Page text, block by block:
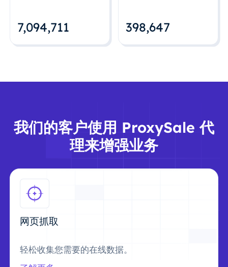
7,094,712 398,648
我们的客户使用 ProxySale 代
理来增强业务
网页抓取
轻松收集您需要的在线数据。